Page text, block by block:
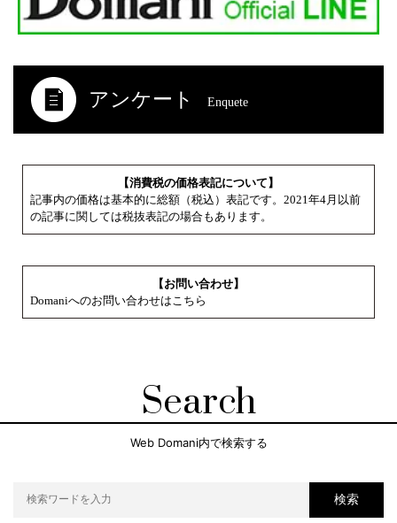
アンケート Enquete
【消費税の価格表記について】
記事内の価格は基本的に総額（税込）表記です。2021年4月以前
の記事に関しては税抜表記の場合もあります。
【お問い合わせ】
Domaniへのお問い合わせはこちら
Search
Web Domani内で検索する
検索